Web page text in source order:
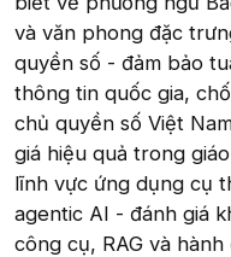
và văn phong đặc
quyền số - đảm bảo
thông tin quốc gia,
chủ quyền số Việt
giá hiệu quả trong
lĩnh vực ứng dụng cụ
agentic AI - đánh giá
công cụ, RAG và